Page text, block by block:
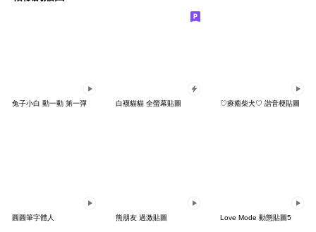
兔子小白 動一動 第一彈 白襪貓貓 全螢幕貼圖 ♡療癒柴犬♡ 諧音梗貼圖
圓圓筆字體人 熊朋友 過激貼圖 Love Mode 動態貼圖5